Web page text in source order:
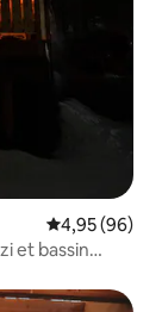
Évaluation
4,95 (96)
et bassin